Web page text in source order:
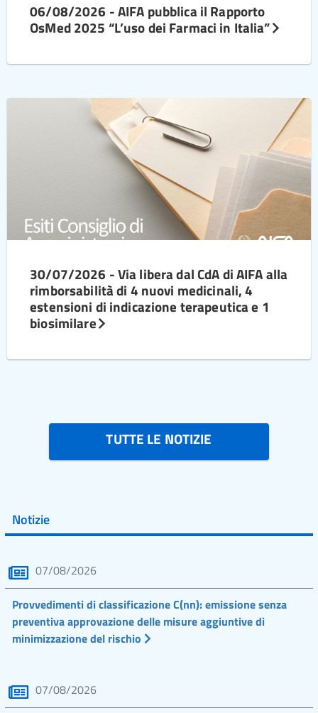
06/08/2026 - AIFA pubblica il Rapporto
OsMed 2025 “L’uso dei Farmaci in Italia”
30/07/2026 - Via libera dal CdA di AIFA alla
rimborsabilità di 4 nuovi medicinali, 4
estensioni di indicazione terapeutica e 1
biosimilare
TUTTE LE NOTIZIE
Notizie
07/08/2026
Provvedimenti di classificazione C(nn): emissione senza
preventiva approvazione delle misure aggiuntive di
minimizzazione del rischio
07/08/2026